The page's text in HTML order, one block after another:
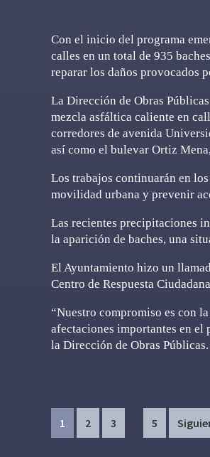
Con el inicio del programa
calles en un total de 935
reparar los daños provocados
La Dirección de Obras
mezcla asfáltica caliente en
corredores de avenida
así como el bulevar Ortiz
Los trabajos continuarán en
movilidad urbana y prevenir
Las recientes precipitaciones
la aparición de baches, una
El Ayuntamiento hizo un
Centro de Respuesta
“Nuestro compromiso es con
afectaciones importantes en el
la Dirección de Obras Públicas.
Page
1 Page
2 Page
3
Interim
pages
… Page
5